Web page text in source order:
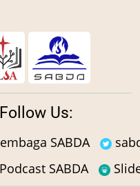
Follow Us:
SABDA
Podcast SABDA